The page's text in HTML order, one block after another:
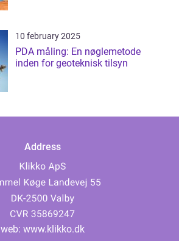
10 february 2025
PDA måling: En nøglemetode
inden for geoteknisk tilsyn
Address
web: www.klikko.dk